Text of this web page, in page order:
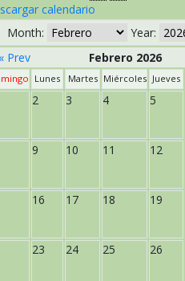
calendario
Month:
Year:
« Prev
Febrero 2026
Lunes Martes Miércoles Jueves
2 3 4 5
9 10 11 12
16 17 18 19
23 24 25 26